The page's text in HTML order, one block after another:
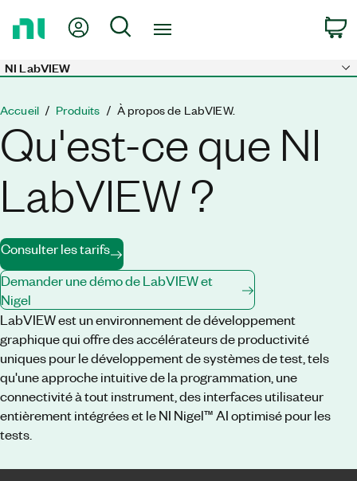
page
Mon compteRechercher
Skip to main content
NI LabVIEW
Accueil Produits À propos de LabVIEW.
Qu'est-ce que NI
LabVIEW ?
LabVIEW est un environnement de développement
graphique qui offre des accélérateurs de productivité
uniques pour le développement de systèmes de test, tels
qu'une approche intuitive de la programmation, une
connectivité à tout instrument, des interfaces utilisateur
entièrement intégrées et le NI Nigel™ AI optimisé pour les
tests.
Consulter les tarifs
Demander une démo de LabVIEW et
Nigel